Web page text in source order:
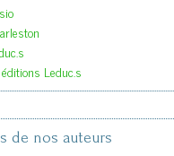
Leduc.s
de nos auteurs